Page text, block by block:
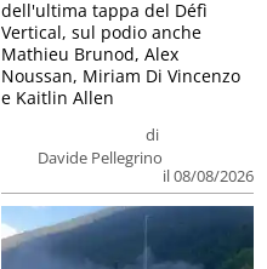
di
Davide Pellegrino
il 08/08/2026
dell'ultima tappa del Défì
Vertical, sul podio anche
Mathieu Brunod, Alex
Noussan, Miriam Di Vincenzo
e Kaitlin Allen